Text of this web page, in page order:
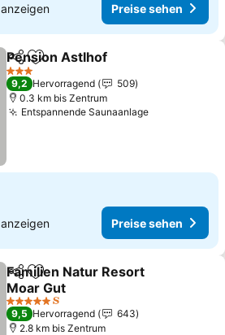
anzeigen Preise sehen
TeilenZu Favoriten hinzufügen
Pension Astlhof
3 Sterne
9,2 Hervorragend
509
0.3 km bis Zentrum
Entspannende SaunaanlagePreise sehen
anzeigen Preise sehen
TeilenZu Favoriten hinzufügen
Familien Natur Resort
Moar Gut
Preise sehen
5 Sterne
9,5 Hervorragend
643
2.8 km bis Zentrum